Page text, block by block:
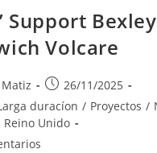
Support
Volcare
Publicación
de
la
26/11/2025
duracíon / Proyectos /
Reino Unido